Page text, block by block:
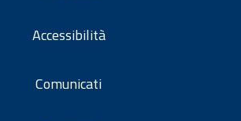
Accessibilità
Comunicati